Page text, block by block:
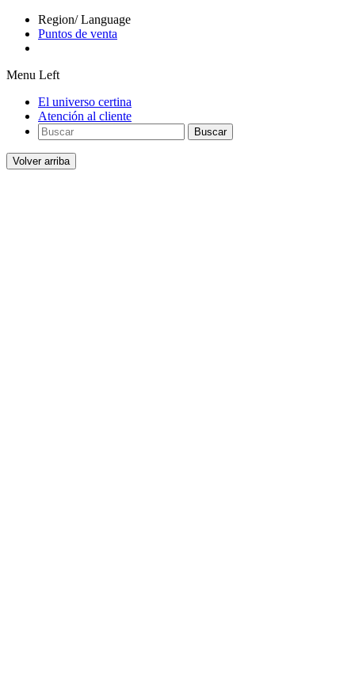
Region/ Language
Puntos de venta
Menu Left
El universo certina
Atención al cliente
Buscar
Volver arriba